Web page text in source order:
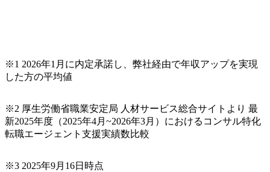
承ください。 【服装・持ち物】 ・特になし カジュアルな服
装でご参加ください。 【募集ポジション】 ITコンサルタン
定 ・全社デジタルトランスフォーメーション企画構想 ・業
務/組織/システムの現状分析/RPA選定/導入/実装 ・プライベ
ート/パブリッククラウド導入 ・AI活用による業務効率化/
企画 ・Disruptive Technologyを活用した新規事業の立案/推
※1 2026年1月に内定承諾し、弊社経由で年収アップを実現
した方の平均値
※2 厚生労働省職業安定局 人材サービス総合サイトより 最
新2025年度（2025年4月~2026年3月）におけるコンサル特化
転職エージェント支援実績数比較
※3 2025年9月16日時点